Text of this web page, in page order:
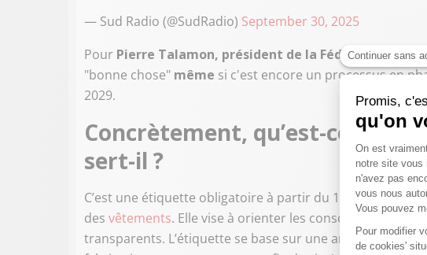
— Sud Radio (@SudRadio) September 30, 2025
Pour Pierre Talamon, président de la Fédération
"bonne chose" même si c'est encore un processus en
2029.
Concrètement, qu’est-ce que
sert-il ?
C’est une étiquette obligatoire à partir du 1ᵉʳ octobre
des vêtements. Elle vise à orienter les consommateurs
transparents. L’étiquette se base sur une analyse du